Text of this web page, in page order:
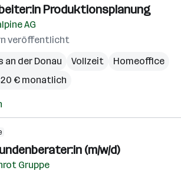
Produktionsplanung
AG
veröffentlicht
an der Donau
Vollzeit
Homeoffice
€ monatlich
(m/w/d)
Gruppe